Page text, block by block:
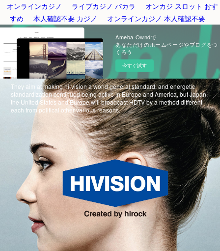
オンラインカジノ ライブカジノ バカラ
オンカジ スロット おす
すめ
本人確認不要 カジノ オンラインカジノ 本人確認不要
Ameba Owndで
あなただけのホームページやブログをつ
くろう
今すぐ試す